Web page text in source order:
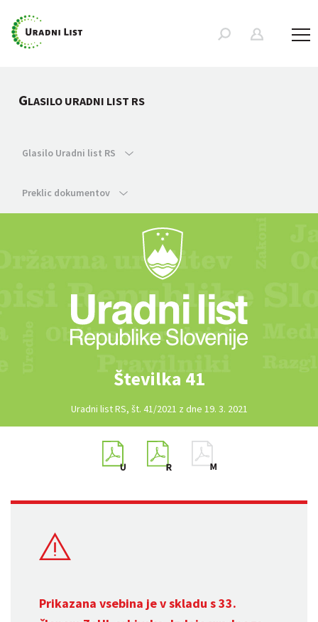
GLASILO URADNI LIST RS
Glasilo Uradni list RS
Preklic dokumentov
Številka 41
Uradni list RS, št. 41/2021 z dne 19. 3. 2021
Prikazana vsebina je v skladu s 33.